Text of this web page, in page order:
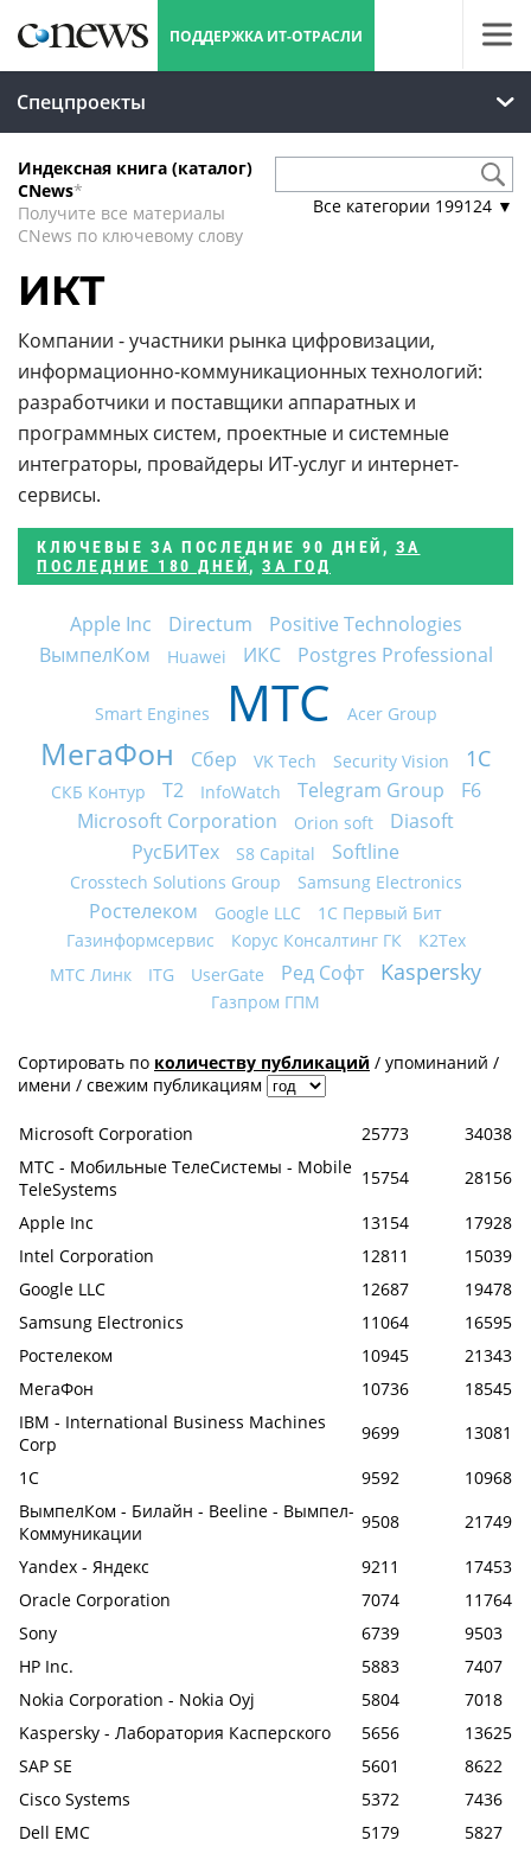
ПОДДЕРЖКА ИТ-ОТРАСЛИ
Спецпроекты
Индексная книга (каталог)
CNews*
Получите все материалы
CNews по ключевому слову
Все категории 199124 ▼
ИКТ
Компании - участники рынка цифровизации,
информационно-коммуникационных технологий:
разработчики и поставщики аппаратных и
программных систем, проектные и системные
интеграторы, провайдеры ИТ-услуг и интернет-
сервисы.
КЛЮЧЕВЫЕ ЗА ПОСЛЕДНИЕ 90 ДНЕЙ , ЗА
ПОСЛЕДНИЕ 180 ДНЕЙ, ЗА ГОД
Apple Inc Directum
Positive Technologies
ВымпелКом
Huawei ИКС Postgres Professional
Smart Engines МТС Acer Group
МегаФон Сбер VK Tech Security Vision 1С
СКБ Контур Т2 InfoWatch Telegram Group
F6
Microsoft Corporation
Orion soft
Diasoft
РусБИТех
S8 Capital Softline
Crosstech Solutions Group Samsung Electronics
Ростелеком Google LLC
1С Первый Бит
Газинформсервис
Корус Консалтинг ГК
К2Тех
МТС Линк
ITG UserGate Ред Софт Kaspersky
Газпром ГПМ
Сортировать по количеству публикаций / упоминаний /
имени / свежим публикациям
Microsoft Corporation 25773
34038
МТС - Мобильные ТелеСистемы - Mobile
TeleSystems
15754
28156
Apple Inc
13154
17928
Intel Corporation
12811
15039
Google LLC
12687
19478
Samsung Electronics
11064
16595
Ростелеком
10945
21343
МегаФон
10736
18545
IBM - International Business Machines
Corp
9699
13081
1С
9592
10968
ВымпелКом - Билайн - Beeline - Вымпел-
Коммуникации
9508
21749
Yandex - Яндекс
9211
17453
Oracle Corporation
7074
11764
Sony
6739
9503
HP Inc.
5883
7407
Nokia Corporation - Nokia Oyj
5804
7018
Kaspersky - Лаборатория Касперского
5656
13625
SAP SE
5601
8622
Cisco Systems
5372
7436
Dell EMC
5179
5827